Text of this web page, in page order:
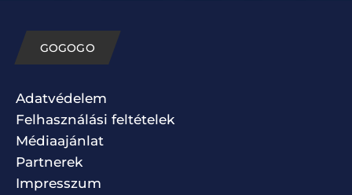
GOGOGO
Adatvédelem
Felhasználási feltételek
Médiaajánlat
Partnerek
Impresszum